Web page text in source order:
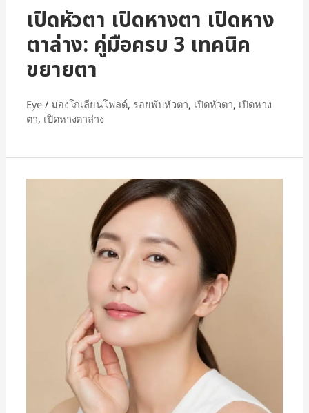
เปิดหัวตา เปิดหางตา เปิดหาง
ตาล่าง: คู่มือครบ 3 เทคนิค
ขยายตา
Eye/ มองโกเลียนโฟลด์, รอยพับหัวตา, เปิดหัวตา, เปิดหาง
ตา, เปิดหางตาล่าง